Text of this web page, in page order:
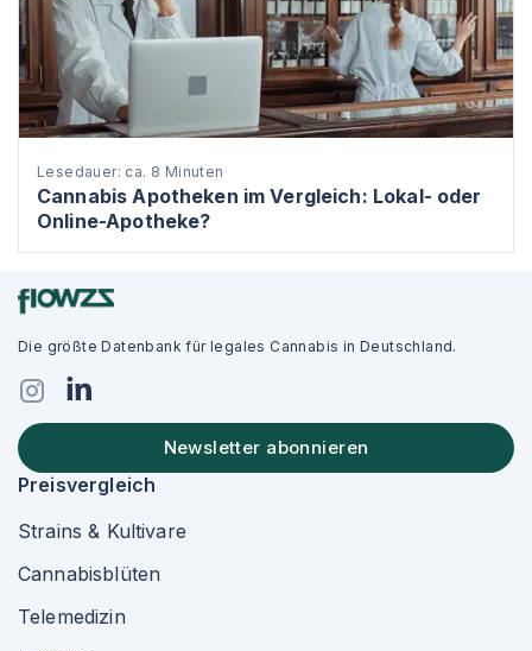
Lesedauer: ca. 8 Minuten
Cannabis Apotheken im Vergleich: Lokal- oder
Online-Apotheke?
Die größte Datenbank für legales Cannabis in Deutschland.
Newsletter abonnieren
Preisvergleich
Strains & Kultivare
Cannabisblüten
Telemedizin